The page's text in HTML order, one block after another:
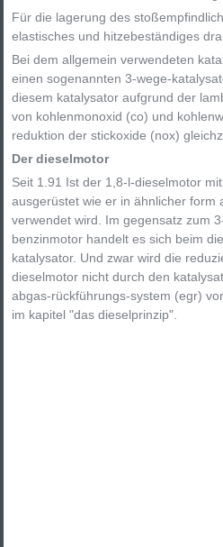
Für die lagerung des
elastisches und hitzebeständiges
Bei dem allgemein verwendeten
einen sogenannten 3-wege-
diesem katalysator aufgrund der
von kohlenmonoxid (co) und
reduktion der stickoxide (nox)
Der dieselmotor
Seit 1.91 Ist der 1,8-l-dieselmotor
ausgerüstet wie er in ähnlicher form
verwendet wird. Im gegensatz zum
benzinmotor handelt es sich beim
katalysator. Und zwar wird die
dieselmotor nicht durch den
abgas-rückführungs-system (egr)
im kapitel "das dieselprinzip".